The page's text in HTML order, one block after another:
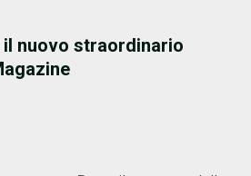
nuovo straordinario